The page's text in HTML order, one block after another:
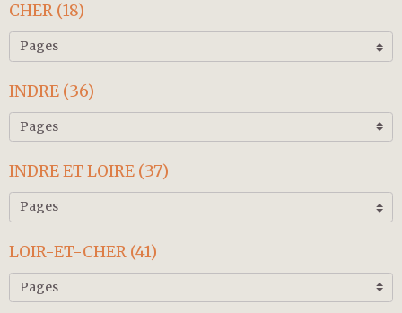
CHER (18)
INDRE (36)
INDRE ET LOIRE (37)
LOIR-ET-CHER (41)